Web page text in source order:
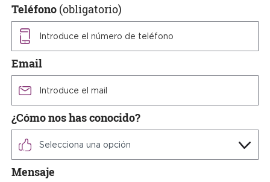
Teléfono (obligatorio)
Email
¿Cómo nos has conocido?
Mensaje